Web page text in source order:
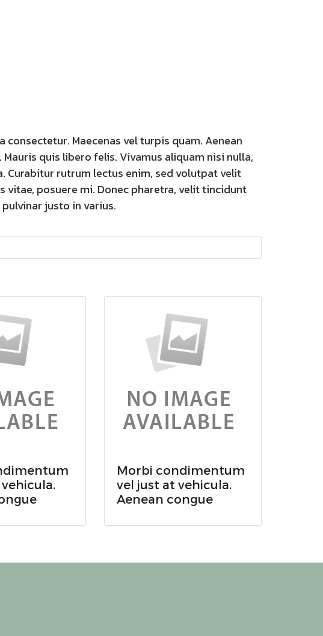
Maecenas vel turpis quam. Aenean
quis libero felis. Vivamus aliquam nisi nulla,
Curabitur rutrum lectus enim, sed volutpat velit
vitae, posuere mi. Donec pharetra, velit tincidunt
justo in varius.
Morbi condimentum
vel just at vehicula.
Aenean congue